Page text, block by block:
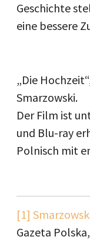
Geschichte
eine bessere
„Die
Smarzowski.
Der Film ist
und Blu-ray
Polnisch mit
[1]
Gazeta